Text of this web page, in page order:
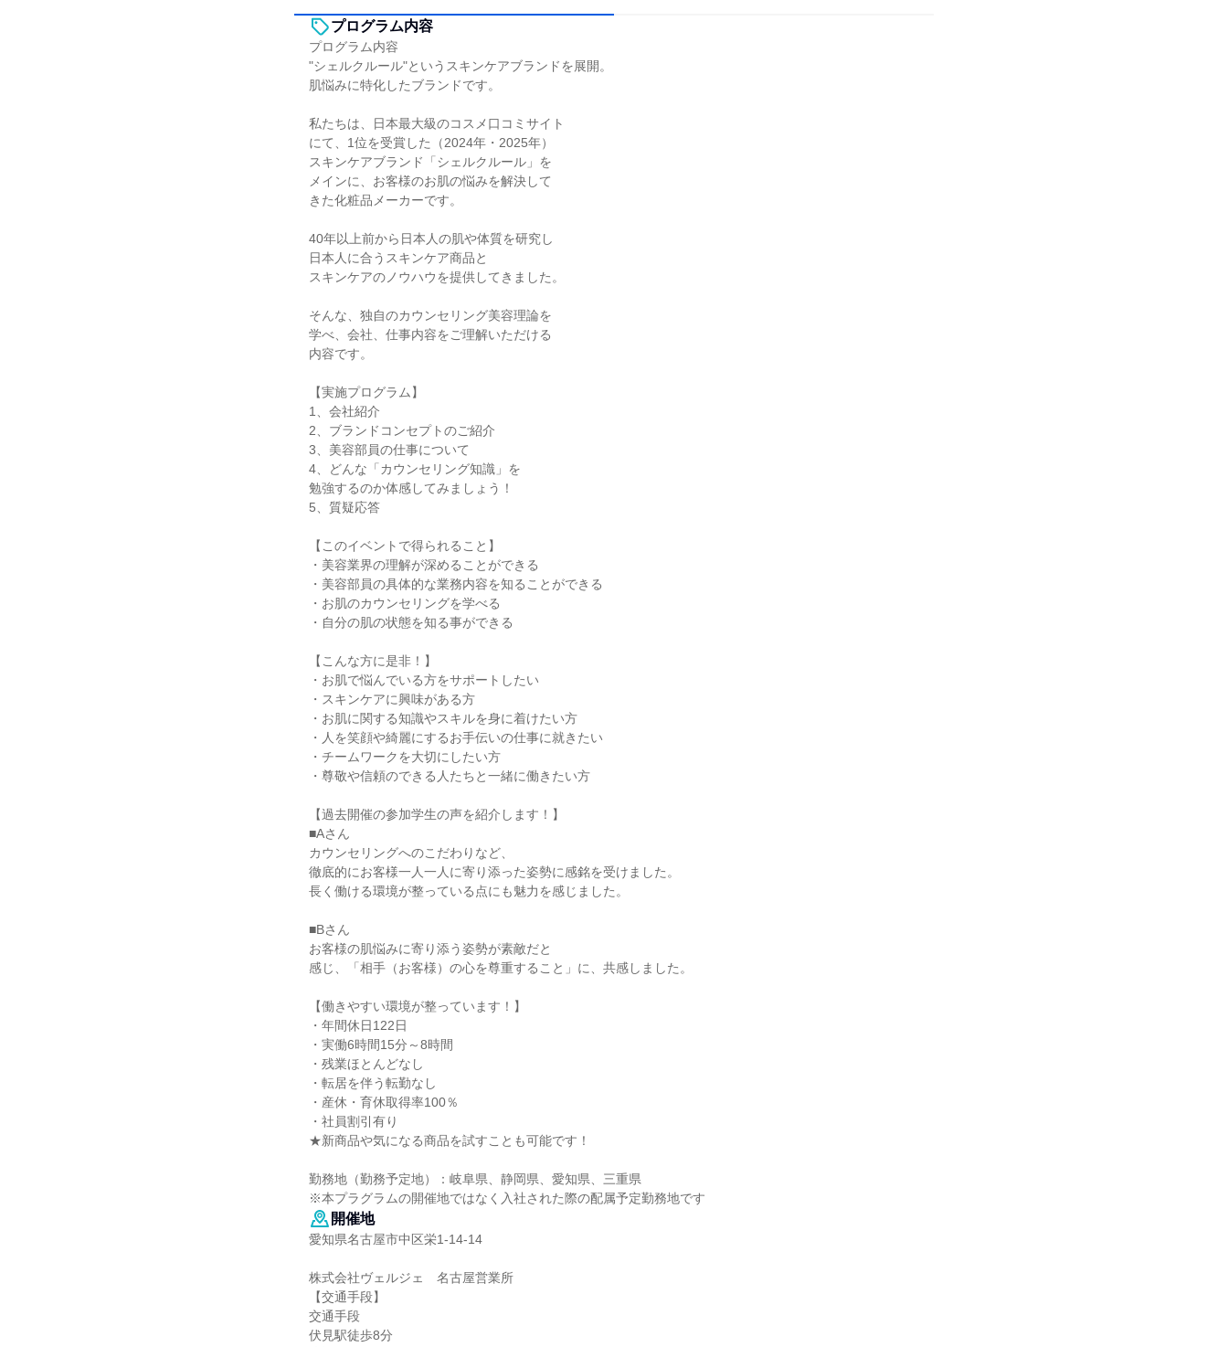
プログラム内容
プログラム内容
"シェルクルール"というスキンケアブランドを展開。
肌悩みに特化したブランドです。
私たちは、日本最大級のコスメ口コミサイト
にて、1位を受賞した（2024年・2025年）
スキンケアブランド「シェルクルール」を
メインに、お客様のお肌の悩みを解決して
きた化粧品メーカーです。
40年以上前から日本人の肌や体質を研究し
日本人に合うスキンケア商品と
スキンケアのノウハウを提供してきました。
そんな、独自のカウンセリング美容理論を
学べ、会社、仕事内容をご理解いただける
内容です。
【実施プログラム】
1、会社紹介
2、ブランドコンセプトのご紹介
3、美容部員の仕事について
4、どんな「カウンセリング知識」を
勉強するのか体感してみましょう！
5、質疑応答
【このイベントで得られること】
・美容業界の理解が深めることができる
・美容部員の具体的な業務内容を知ることができる
・お肌のカウンセリングを学べる
・自分の肌の状態を知る事ができる
【こんな方に是非！】
・お肌で悩んでいる方をサポートしたい
・スキンケアに興味がある方
・お肌に関する知識やスキルを身に着けたい方
・人を笑顔や綺麗にするお手伝いの仕事に就きたい
・チームワークを大切にしたい方
・尊敬や信頼のできる人たちと一緒に働きたい方
【過去開催の参加学生の声を紹介します！】
■Aさん
カウンセリングへのこだわりなど、
徹底的にお客様一人一人に寄り添った姿勢に感銘を受けました。
長く働ける環境が整っている点にも魅力を感じました。
■Bさん
お客様の肌悩みに寄り添う姿勢が素敵だと
感じ、「相手（お客様）の心を尊重すること」に、共感しました。
【働きやすい環境が整っています！】
・年間休日122日
・実働6時間15分～8時間
・残業ほとんどなし
・転居を伴う転勤なし
・産休・育休取得率100％
・社員割引有り
★新商品や気になる商品を試すことも可能です！
勤務地（勤務予定地）：岐阜県、静岡県、愛知県、三重県
※本プラグラムの開催地ではなく入社された際の配属予定勤務地です
開催地
愛知県名古屋市中区栄1-14-14
株式会社ヴェルジェ 名古屋営業所
【交通手段】
交通手段
伏見駅徒歩8分